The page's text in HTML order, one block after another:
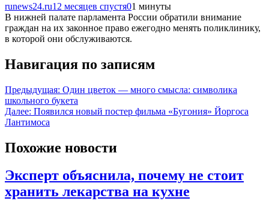
runews24.ru12 месяцев спустя01 минуты
В нижней палате парламента России обратили внимание
граждан на их законное право ежегодно менять поликлинику,
в которой они обслуживаются.
Навигация по записям
Предыдущая: Один цветок — много смысла: символика
школьного букета
Далее: Появился новый постер фильма «Бугония» Йоргоса
Лантимоса
Похожие новости
Эксперт объяснила, почему не стоит
хранить лекарства на кухне